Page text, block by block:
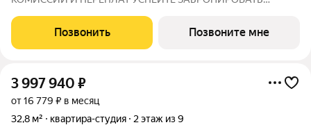
4,6% НА ВЕСЬ СРОК КРЕДИТОВАНИЯ ПО СЕМЕЙНОЙ
ИПОТЕКИ БРОНИРОВАНИЕ БЕСПЛАТНОЕ Адрес: г. Саранск,
Позвонить Позвоните мне
3 997 940 ₽
от 16 779 ₽ в месяц
32,8 м²
квартира-студия 2 этаж из 9